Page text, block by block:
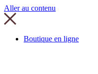
Aller au contenu
Boutique en ligne